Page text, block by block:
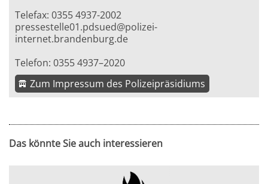
Telefax: 0355 4937-2002
pressestelle01.pdsued@polizei-
internet.brandenburg.de
Telefon: 0355 4937–2020
Zum Impressum des Polizeipräsidiums
Das könnte Sie auch interessieren